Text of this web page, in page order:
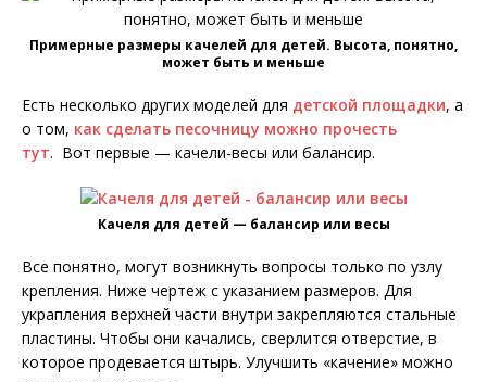
Примерные размеры качелей для детей. Высота, понятно,
может быть и меньше
Есть несколько других моделей для детской площадки, а
о том, как сделать песочницу можно прочесть
тут. Вот первые — качели-весы или балансир.
Качеля для детей — балансир или весы
Все понятно, могут возникнуть вопросы только по узлу
крепления. Ниже чертеж с указанием размеров. Для
украпления верхней части внутри закрепляются стальные
пластины. Чтобы они качались, сверлится отверстие, в
которое продевается штырь. Улучшить «качение» можно